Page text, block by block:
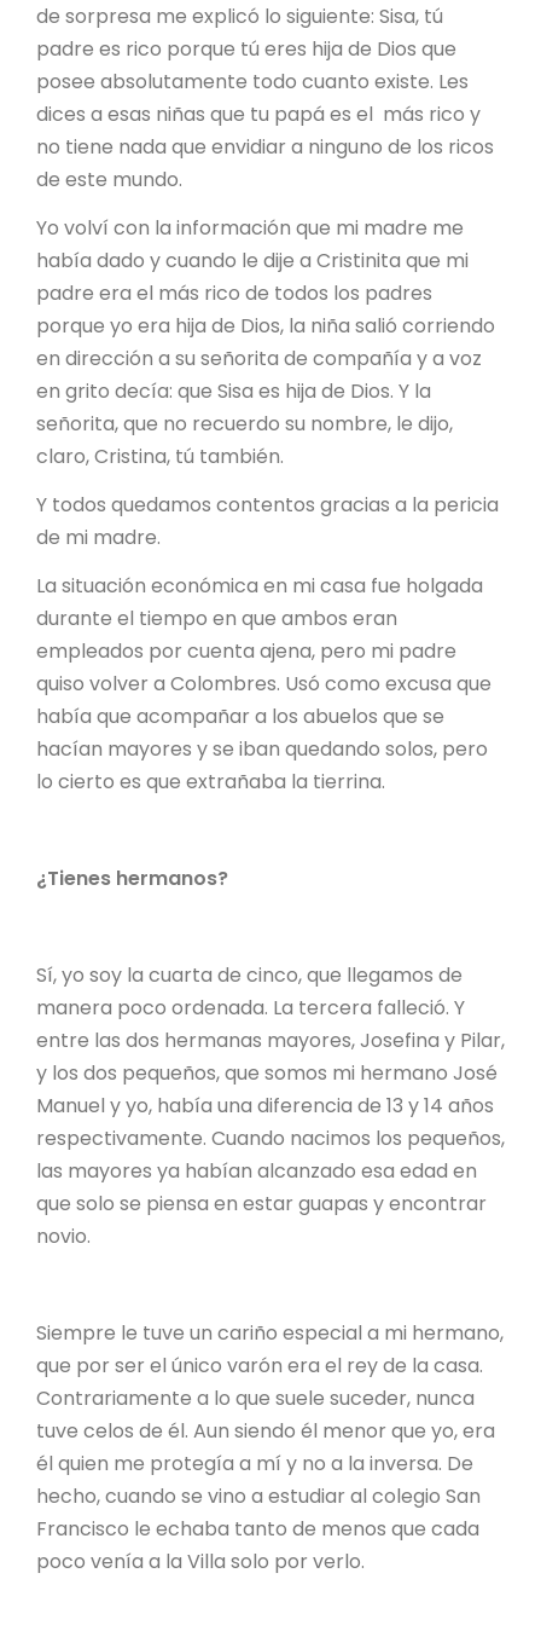
de sorpresa me explicó lo siguiente: Sisa, tú
padre es rico porque tú eres hija de Dios que
posee absolutamente todo cuanto existe. Les
dices a esas niñas que tu papá es el más rico y
no tiene nada que envidiar a ninguno de los ricos
de este mundo.
Yo volví con la información que mi madre me
había dado y cuando le dije a Cristinita que mi
padre era el más rico de todos los padres
porque yo era hija de Dios, la niña salió corriendo
en dirección a su señorita de compañía y a voz
en grito decía: que Sisa es hija de Dios. Y la
señorita, que no recuerdo su nombre, le dijo,
claro, Cristina, tú también.
Y todos quedamos contentos gracias a la pericia
de mi madre.
La situación económica en mi casa fue holgada
durante el tiempo en que ambos eran
empleados por cuenta ajena, pero mi padre
quiso volver a Colombres. Usó como excusa que
había que acompañar a los abuelos que se
hacían mayores y se iban quedando solos, pero
lo cierto es que extrañaba la tierrina.
¿Tienes hermanos?
Sí, yo soy la cuarta de cinco, que llegamos de
manera poco ordenada. La tercera falleció. Y
entre las dos hermanas mayores, Josefina y Pilar,
y los dos pequeños, que somos mi hermano José
Manuel y yo, había una diferencia de 13 y 14 años
respectivamente. Cuando nacimos los pequeños,
las mayores ya habían alcanzado esa edad en
que solo se piensa en estar guapas y encontrar
novio.
Siempre le tuve un cariño especial a mi hermano,
que por ser el único varón era el rey de la casa.
Contrariamente a lo que suele suceder, nunca
tuve celos de él. Aun siendo él menor que yo, era
él quien me protegía a mí y no a la inversa. De
hecho, cuando se vino a estudiar al colegio San
Francisco le echaba tanto de menos que cada
poco venía a la Villa solo por verlo.